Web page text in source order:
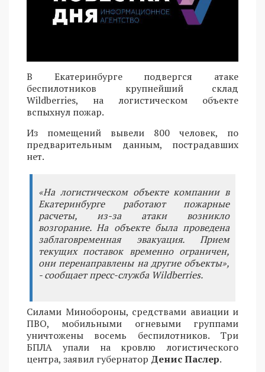
В Екатеринбурге подвергся атаке
беспилотников крупнейший склад
Wildberries, на логистическом объекте
вспыхнул пожар.
Из помещений вывели 800 человек, по
предварительным данным, пострадавших
нет.
«На логистическом объекте компании в
Екатеринбурге работают пожарные
расчеты, из-за атаки возникло
возгорание. На объекте была проведена
заблаговременная эвакуация. Прием
текущих поставок временно ограничен,
они перенаправлены на другие объекты»,
- сообщает пресс-служба Wildberries.
Силами Минобороны, средствами авиации и
ПВО, мобильными огневыми группами
уничтожены восемь беспилотников. Три
БПЛА упали на кровлю логистического
центра, заявил губернатор Денис Паслер.